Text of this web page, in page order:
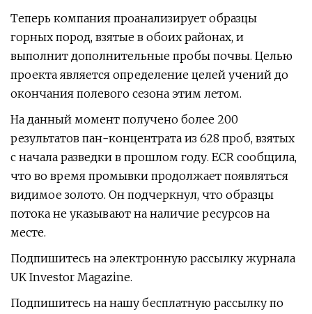
Теперь компания проанализирует образцы
горных пород, взятые в обоих районах, и
выполнит дополнительные пробы почвы. Целью
проекта является определение целей учений до
окончания полевого сезона этим летом.
На данный момент получено более 200
результатов пан-концентрата из 628 проб, взятых
с начала разведки в прошлом году. ECR сообщила,
что во время промывки продолжает появляться
видимое золото. Он подчеркнул, что образцы
потока не указывают на наличие ресурсов на
месте.
Подпишитесь на электронную рассылку журнала
UK Investor Magazine.
Подпишитесь на нашу бесплатную рассылку по